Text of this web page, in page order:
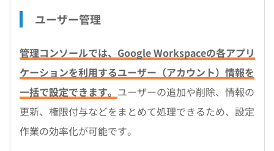
ユーザー管理
管理コンソールでは、Google Workspaceの各アプリ
ケーションを利用するユーザー（アカウント）情報を
一括で設定できます。 ユーザーの追加や削除、情報の
更新、権限付与などをまとめて処理できるため、設定
作業の効率化が可能です。